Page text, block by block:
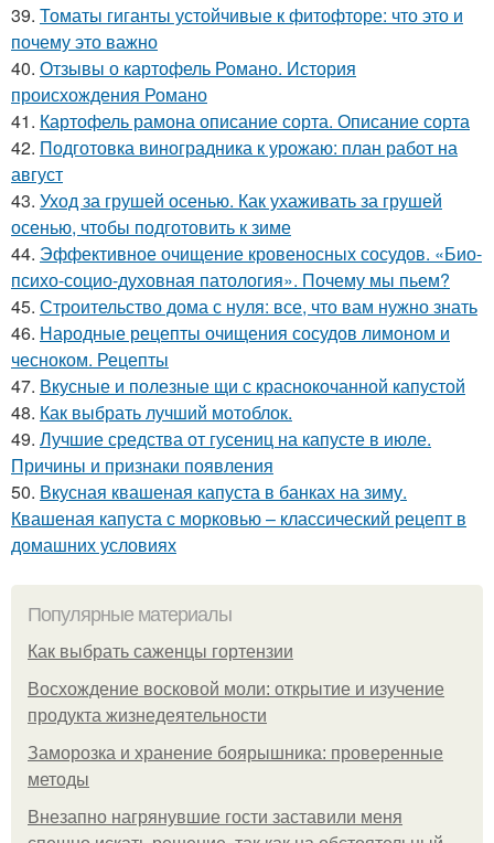
39. Томаты гиганты устойчивые к фитофторе: что это и
почему это важно
40. Отзывы о картофель Романо. История
происхождения Романо
41. Картофель рамона описание сорта. Описание сорта
42. Подготовка виноградника к урожаю: план работ на
август
43. Уход за грушей осенью. Как ухаживать за грушей
осенью, чтобы подготовить к зиме
44. Эффективное очищение кровеносных сосудов. «Био-
психо-социо-духовная патология». Почему мы пьем?
45. Строительство дома с нуля: все, что вам нужно знать
46. Народные рецепты очищения сосудов лимоном и
чесноком. Рецепты
47. Вкусные и полезные щи с краснокочанной капустой
48. Как выбрать лучший мотоблок.
49. Лучшие средства от гусениц на капусте в июле.
Причины и признаки появления
50. Вкусная квашеная капуста в банках на зиму.
Квашеная капуста с морковью – классический рецепт в
домашних условиях
Популярные материалы
Как выбрать саженцы гортензии
Восхождение восковой моли: открытие и изучение
продукта жизнедеятельности
Заморозка и хранение боярышника: проверенные
методы
Внезапно нагрянувшие гости заставили меня